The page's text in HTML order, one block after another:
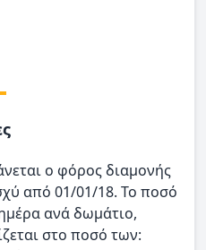
ο φόρος διαμονής
από 01/01/18. Το ποσό
ανά δωμάτιο,
στο ποσό των: